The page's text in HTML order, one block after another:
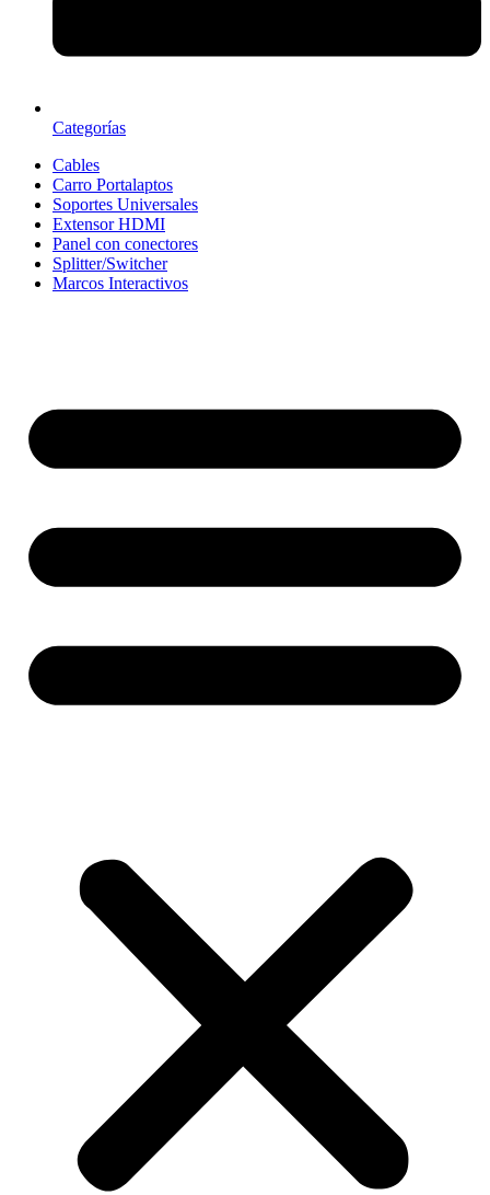
Categorías
Cables
Carro Portalaptos
Soportes Universales
Extensor HDMI
Panel con conectores
Splitter/Switcher
Marcos Interactivos